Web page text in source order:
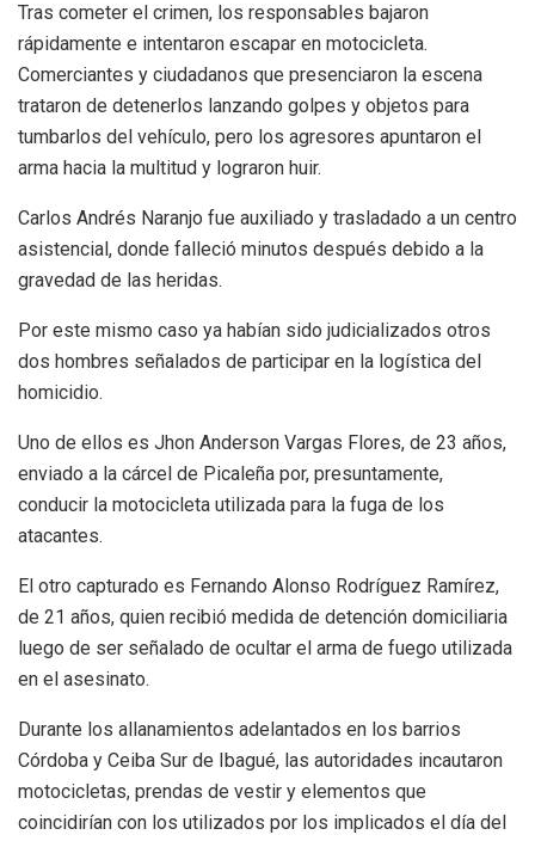
Tras cometer el crimen, los responsables bajaron
rápidamente e intentaron escapar en motocicleta.
Comerciantes y ciudadanos que presenciaron la escena
trataron de detenerlos lanzando golpes y objetos para
tumbarlos del vehículo, pero los agresores apuntaron el
arma hacia la multitud y lograron huir.
Carlos Andrés Naranjo fue auxiliado y trasladado a un centro
asistencial, donde falleció minutos después debido a la
gravedad de las heridas.
Por este mismo caso ya habían sido judicializados otros
dos hombres señalados de participar en la logística del
homicidio.
Uno de ellos es Jhon Anderson Vargas Flores, de 23 años,
enviado a la cárcel de Picaleña por, presuntamente,
conducir la motocicleta utilizada para la fuga de los
atacantes.
El otro capturado es Fernando Alonso Rodríguez Ramírez,
de 21 años, quien recibió medida de detención domiciliaria
luego de ser señalado de ocultar el arma de fuego utilizada
en el asesinato.
Durante los allanamientos adelantados en los barrios
Córdoba y Ceiba Sur de Ibagué, las autoridades incautaron
motocicletas, prendas de vestir y elementos que
coincidirían con los utilizados por los implicados el día del